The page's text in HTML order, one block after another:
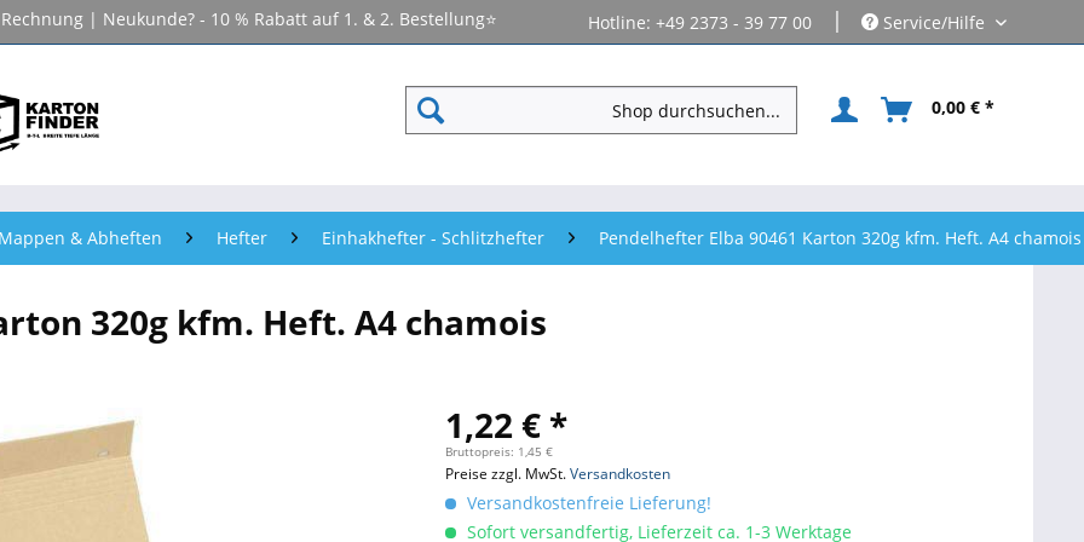
| Neukunde? - 10 % Rabatt auf 1. & 2. Bestellung⭐ Hotline: +49 2373 - 39 77 00 | Service/Hilfe
0,00 € *
& Abheften Hefter Einhakhefter - Schlitzhefter Pendelhefter Elba 90461 Karton 320g kfm. Heft. A4 chamois
320g kfm. Heft. A4 chamois
1,22 € *
Bruttopreis: 1,45 €
Preise zzgl. MwSt.Versandkosten
Versandkostenfreie Lieferung!
Sofort versandfertig, Lieferzeit ca. 1-3 Werktage